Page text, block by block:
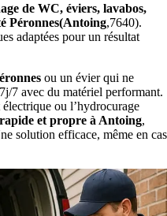
de WC, éviers, lavabos,
Péronnes(Antoing,7640).
adaptées pour un résultat
ou un évier qui ne
7 avec du matériel performant.
ou l’hydrocurage
et propre à Antoing,
solution efficace, même en cas